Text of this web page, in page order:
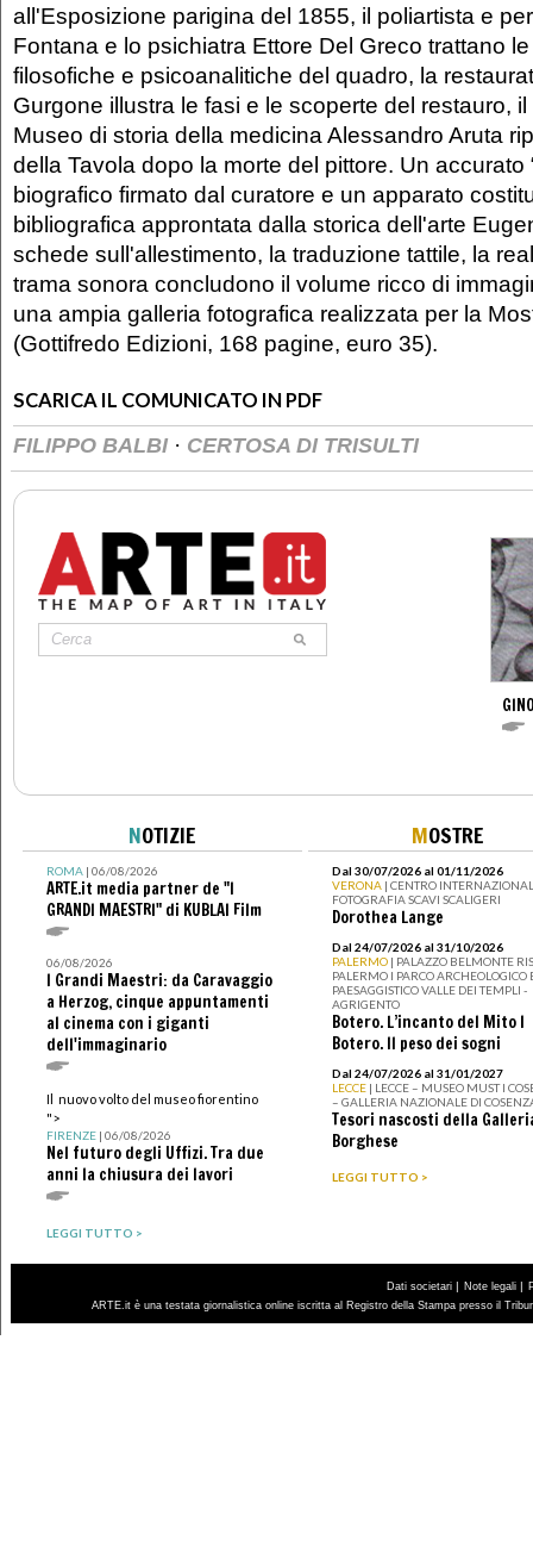
all'Esposizione parigina del 1855, il poliartista e
Fontana e lo psichiatra Ettore Del Greco trattano
filosofiche e psicoanalitiche del quadro, la
Gurgone illustra le fasi e le scoperte del restauro,
Museo di storia della medicina Alessandro Aruta
della Tavola dopo la morte del pittore. Un accurato
biografico firmato dal curatore e un apparato
bibliografica approntata dalla storica dell'arte
schede sull'allestimento, la traduzione tattile, la
trama sonora concludono il volume ricco di
una ampia galleria fotografica realizzata per la
(Gottifredo Edizioni, 168 pagine, euro 35).
SCARICA IL COMUNICATO IN PDF
FILIPPO BALBI · CERTOSA DI TRISULTI
NOTIZIE
ROMA| 06/08/2026
ARTE.it media partner de "I
GRANDI MAESTRI" di KUBLAI Film
06/08/2026
I Grandi Maestri: da Caravaggio
a Herzog, cinque appuntamenti
al cinema con i giganti
dell'immaginario
Il nuovo volto del museo fiorentino
">
FIRENZE| 06/08/2026
Nel futuro degli Uffizi. Tra due
anni la chiusura dei lavori
LEGGI TUTTO >
MOSTRE
Dal 30/07/2026 al 01/11/2026
VERONA | CENTRO
FOTOGRAFIA SCAVI SCALIGERI
Dorothea Lange
Dal 24/07/2026 al 31/10/2026
PALERMO | PALAZZO BELMONTE
PALERMO I PARCO ARCHEOLOGICO
PAESAGGISTICO VALLE DEI TEMPLI -
AGRIGENTO
Botero. L’incanto del Mito I
Botero. Il peso dei sogni
Dal 24/07/2026 al 31/01/2027
LECCE | LECCE – MUSEO MUST I
– GALLERIA NAZIONALE DI
Tesori nascosti della
Borghese
LEGGI TUTTO >
Dati societari | Note legali |
ARTE.it è una testata giornalistica online iscritta al Registro della Stampa presso il